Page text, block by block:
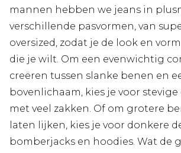
mannen hebben we jeans in
verschillende pasvormen, van
oversized, zodat je de look en
die je wilt. Om een evenwichtig
creëren tussen slanke benen en
bovenlichaam, kies je voor
met veel zakken. Of om grotere
laten lijken, kies je voor donkere
bomberjacks en hoodies. Wat de